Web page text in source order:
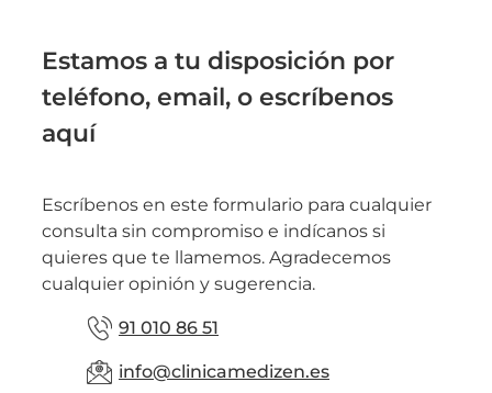
Estamos a tu disposición por
teléfono, email, o escríbenos
aquí
Escríbenos en este formulario para cualquier
consulta sin compromiso e indícanos si
quieres que te llamemos. Agradecemos
cualquier opinión y sugerencia.
91 010 86 51
info@clinicamedizen.es